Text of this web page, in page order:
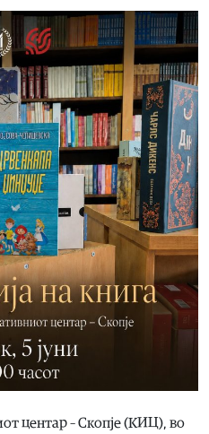
центар – Скопје (КИЦ), во